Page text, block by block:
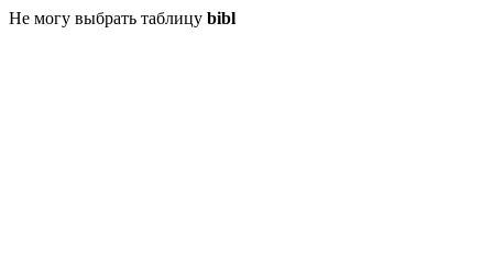
Не могу выбрать таблицу bibl